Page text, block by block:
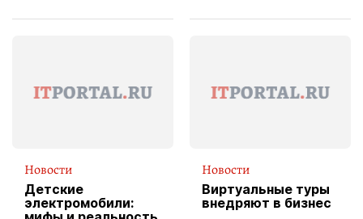
вводит
Новости
Детские
электромобили:
Новости
Виртуальные туры
внедряют в бизнес